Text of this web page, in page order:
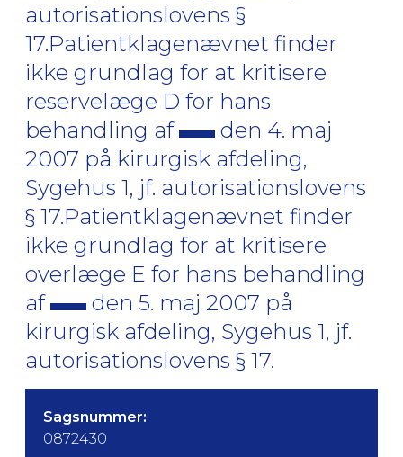
autorisationslovens §
17.Patientklagenævnet finder
ikke grundlag for at kritisere
reservelæge D for hans
behandling af
den 4. maj
2007 på kirurgisk afdeling,
Sygehus 1, jf. autorisationslovens
§ 17.Patientklagenævnet finder
ikke grundlag for at kritisere
overlæge E for hans behandling
af
den 5. maj 2007 på
kirurgisk afdeling, Sygehus 1, jf.
autorisationslovens § 17.
Sagsnummer:
0872430